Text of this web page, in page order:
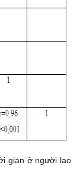
gian ở người lao